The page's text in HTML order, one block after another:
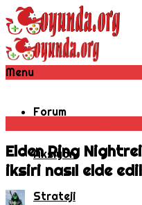
Menu
Forum
Aksiyon
Strateji
Elden Ring
iksiri nasıl elde